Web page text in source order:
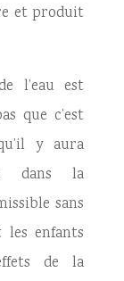
et produit
l’eau est
que c’est
y aura
dans la
sans
les enfants
de la